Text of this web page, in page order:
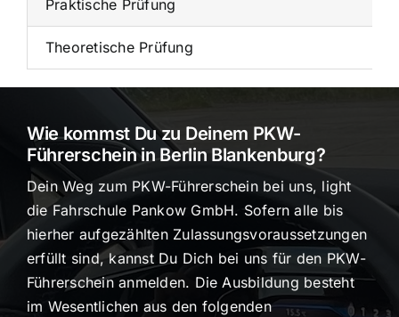
Praktische Prüfung
Theoretische Prüfung
Wie kommst Du zu Deinem PKW-
Führerschein in Berlin Blankenburg?
Dein Weg zum PKW-Führerschein bei uns, light
die Fahrschule Pankow GmbH. Sofern alle bis
hierher aufgezählten Zulassungsvoraussetzungen
erfüllt sind, kannst Du Dich bei uns für den PKW-
Führerschein anmelden. Die Ausbildung besteht
im Wesentlichen aus den folgenden